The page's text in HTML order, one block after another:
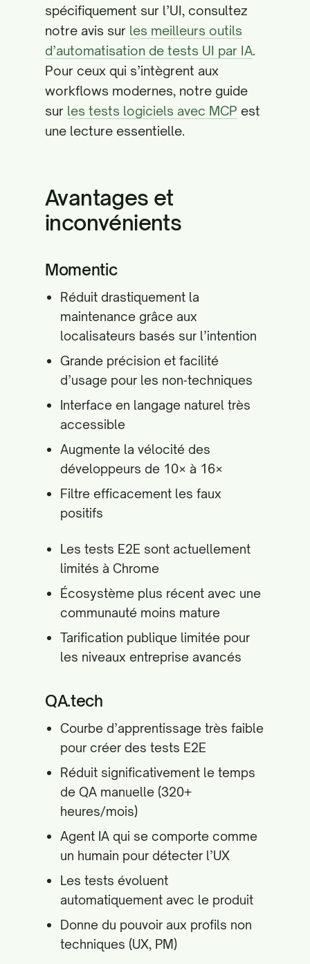
spécifiquement sur l’UI, consultez
notre avis sur les meilleurs outils
d’automatisation de tests UI par IA.
Pour ceux qui s’intègrent aux
workflows modernes, notre guide
sur les tests logiciels avec MCP est
une lecture essentielle.
Avantages et
inconvénients
Momentic
Réduit drastiquement la
maintenance grâce aux
localisateurs basés sur l’intention
Grande précision et facilité
d’usage pour les non‑techniques
Interface en langage naturel très
accessible
Augmente la vélocité des
développeurs de 10× à 16×
Filtre efficacement les faux
positifs
Les tests E2E sont actuellement
limités à Chrome
Écosystème plus récent avec une
communauté moins mature
Tarification publique limitée pour
les niveaux entreprise avancés
QA.tech
Courbe d’apprentissage très faible
pour créer des tests E2E
Réduit significativement le temps
de QA manuelle (320+
heures/mois)
Agent IA qui se comporte comme
un humain pour détecter l’UX
Les tests évoluent
automatiquement avec le produit
Donne du pouvoir aux profils non
techniques (UX, PM)